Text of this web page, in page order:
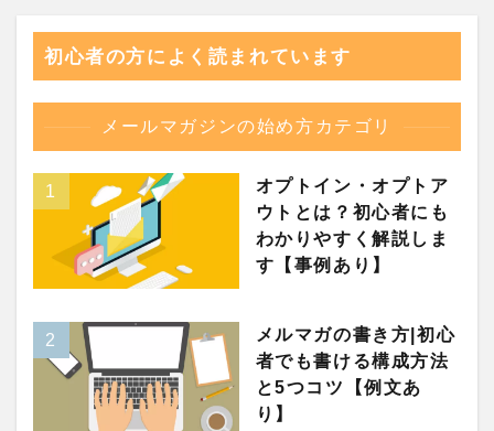
初心者の方によく読まれています
メールマガジンの始め方カテゴリ
オプトイン・オプトア
ウトとは？初心者にも
わかりやすく解説しま
す【事例あり】
メルマガの書き方|初心
者でも書ける構成方法
と5つコツ【例文あ
り】